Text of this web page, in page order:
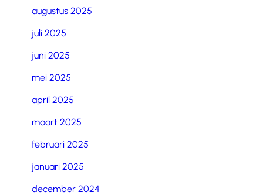
augustus 2025
juli 2025
juni 2025
mei 2025
april 2025
maart 2025
februari 2025
januari 2025
december 2024